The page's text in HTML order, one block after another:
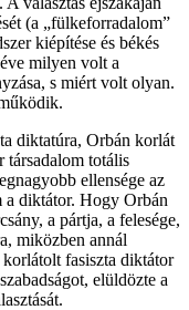
(a „fülkeforradalom”
kiépítése és békés
milyen volt a
s miért volt olyan.
diktatúra, Orbán korlát
társadalom totális
ellensége az
a diktátor. Hogy Orbán
a pártja, a felesége,
miközben annál
fasiszta diktátor
elüldözte a